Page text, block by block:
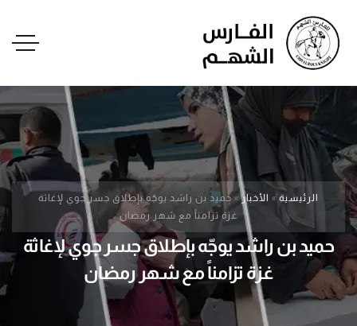
الرئيسية» الأخبار» حميد بن راشد يوجّه بإطلاق جسر جوي لإغاثة
غزة تزامناً مع شهر رمضان
حميد بن راشد يوجّه بإطلاق جسر جوي لإغاثة
غزة تزامناً مع شهر رمضان